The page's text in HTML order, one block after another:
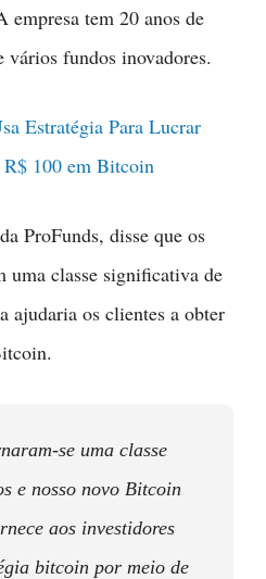
empresa tem 20 anos de
vários fundos inovadores.
Estratégia Para Lucrar
100 em Bitcoin
ProFunds, disse que os
uma classe significativa de
ajudaria os clientes a obter
se uma classe
e nosso novo Bitcoin
aos investidores
bitcoin por meio de